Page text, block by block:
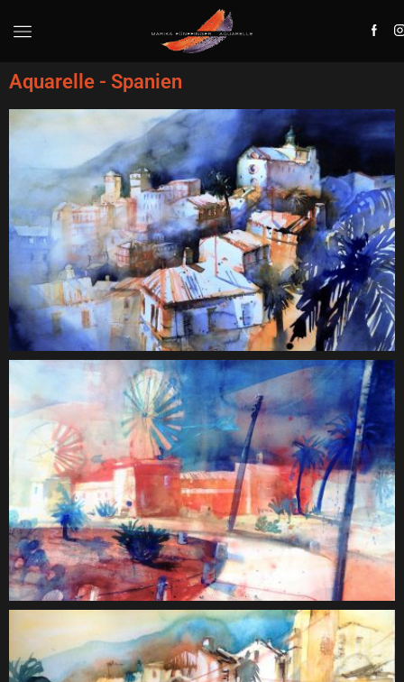
Aquarelle - Spanien